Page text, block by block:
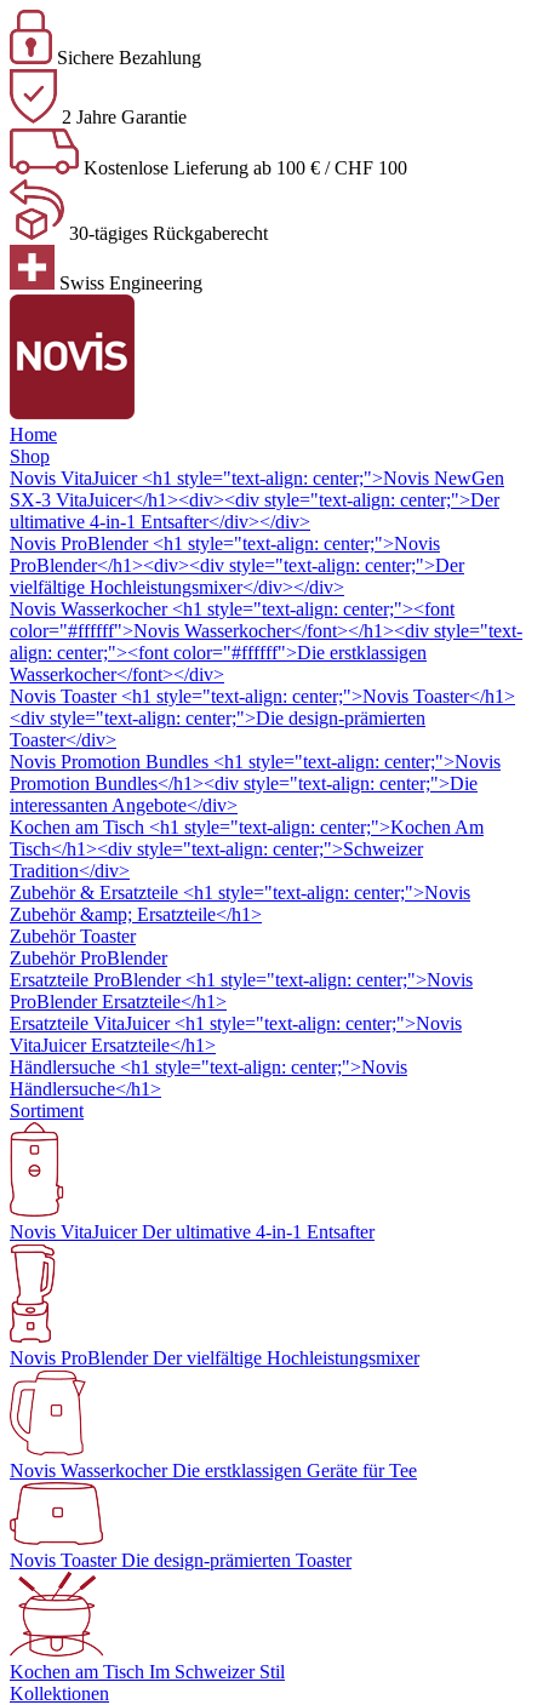
Sichere Bezahlung
2 Jahre Garantie
Kostenlose Lieferung ab 100 € / CHF 100
30-tägiges Rückgaberecht
Swiss Engineering
Home
Shop
Novis VitaJuicer <h1 style="text-align: center;">Novis NewGen
SX-3 VitaJuicer</h1><div><div style="text-align: center;">Der
ultimative 4-in-1 Entsafter</div></div>
Novis ProBlender <h1 style="text-align: center;">Novis
ProBlender</h1><div><div style="text-align: center;">Der
vielfältige Hochleistungsmixer</div></div>
Novis Wasserkocher <h1 style="text-align: center;"><font
color="#ffffff">Novis Wasserkocher</font></h1><div style="text-
align: center;"><font color="#ffffff">Die erstklassigen
Wasserkocher</font></div>
Novis Toaster <h1 style="text-align: center;">Novis Toaster</h1>
<div style="text-align: center;">Die design-prämierten
Toaster</div>
Novis Promotion Bundles <h1 style="text-align: center;">Novis
Promotion Bundles</h1><div style="text-align: center;">Die
interessanten Angebote</div>
Kochen am Tisch <h1 style="text-align: center;">Kochen Am
Tisch</h1><div style="text-align: center;">Schweizer
Tradition</div>
Zubehör & Ersatzteile <h1 style="text-align: center;">Novis
Zubehör &amp; Ersatzteile</h1>
Zubehör Toaster
Zubehör ProBlender
Ersatzteile ProBlender <h1 style="text-align: center;">Novis
ProBlender Ersatzteile</h1>
Ersatzteile VitaJuicer <h1 style="text-align: center;">Novis
VitaJuicer Ersatzteile</h1>
Händlersuche <h1 style="text-align: center;">Novis
Händlersuche</h1>
Sortiment
Novis VitaJuicerDer ultimative 4-in-1 Entsafter
Novis ProBlenderDer vielfältige Hochleistungsmixer
Novis Wasserkocher Die erstklassigen Geräte für Tee
Novis Toaster Die design-prämierten Toaster
Kochen am Tisch Im Schweizer Stil
Kollektionen